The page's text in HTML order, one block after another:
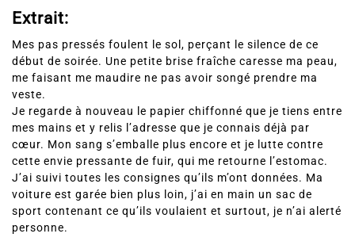
Extrait:
Mes pas pressés foulent le sol, perçant le silence de ce
début de soirée. Une petite brise fraîche caresse ma peau,
me faisant me maudire ne pas avoir songé prendre ma
veste.
Je regarde à nouveau le papier chiffonné que je tiens entre
mes mains et y relis l’adresse que je connais déjà par
cœur. Mon sang s’emballe plus encore et je lutte contre
cette envie pressante de fuir, qui me retourne l’estomac.
J’ai suivi toutes les consignes qu’ils m’ont données. Ma
voiture est garée bien plus loin, j’ai en main un sac de
sport contenant ce qu’ils voulaient et surtout, je n’ai alerté
personne.